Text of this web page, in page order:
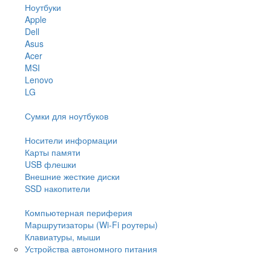
Ноутбуки
Apple
Dell
Asus
Acer
MSI
Lenovo
LG
Сумки для ноутбуков
Носители информации
Карты памяти
USB флешки
Внешние жесткие диски
SSD накопители
Компьютерная периферия
Маршрутизаторы (Wi-Fi роутеры)
Клавиатуры, мыши
Устройства автономного питания